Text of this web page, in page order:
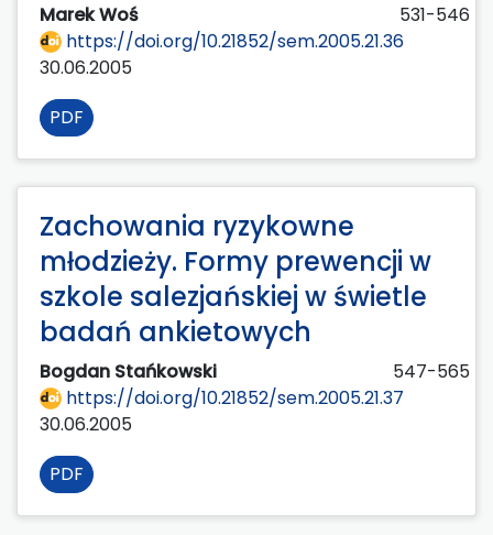
Marek Woś
531-546
https://doi.org/10.21852/sem.2005.21.36
30.06.2005
PDF
Zachowania ryzykowne
młodzieży. Formy prewencji w
szkole salezjańskiej w świetle
badań ankietowych
Bogdan Stańkowski
547-565
https://doi.org/10.21852/sem.2005.21.37
30.06.2005
PDF